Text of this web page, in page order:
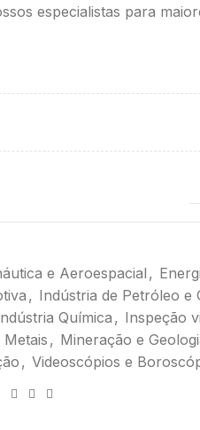
especialistas para
e Aeroespacial ,
, Indústria de Petróleo e
Química, Inspeção
, Mineração e
, Videoscópios e